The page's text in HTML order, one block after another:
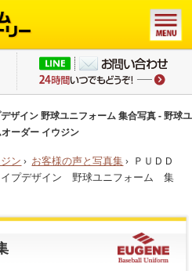
ザイン 野球ユニフォーム 集合写真 - 野球ユ
ーダー イウジン
ン › お客様の声と写真集› ＰＵＤＤ
プデザイン 野球ユニフォーム 集